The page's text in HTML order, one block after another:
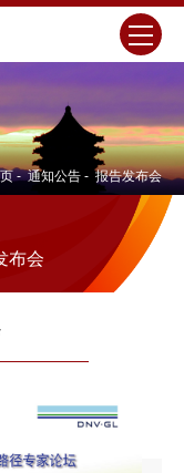
- 通知公告 - 报告发布会
布会